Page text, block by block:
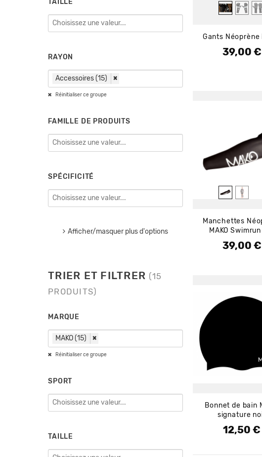
TAILLE
RAYON
Accessoires (15) ×
Réinitialiser ce groupe
FAMILLE DE PRODUITS
SPÉCIFICITÉ
Afficher/masquer plus d'options
TRIER ET FILTRER (15
PRODUITS)
MARQUE
MAKO (15) ×
Réinitialiser ce groupe
SPORT
TAILLE
Gants Néoprène
Prix
39,00 €
Manchettes
MAKO
Prix
39,00 €
Bonnet de bain
signature
Prix
12,50 €